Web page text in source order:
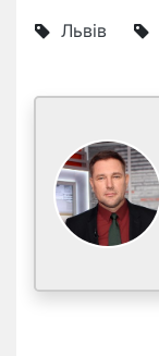
Львів